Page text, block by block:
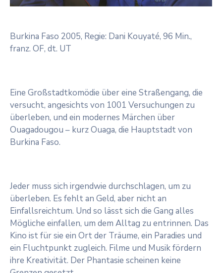
Burkina Faso 2005, Regie: Dani Kouyaté, 96 Min.,
franz. OF, dt. UT
Eine Großstadtkomödie über eine Straßengang, die
versucht, angesichts von 1001 Versuchungen zu
überleben, und ein modernes Märchen über
Ouagadougou – kurz Ouaga, die Hauptstadt von
Burkina Faso.
Jeder muss sich irgendwie durchschlagen, um zu
überleben. Es fehlt an Geld, aber nicht an
Einfallsreichtum. Und so lässt sich die Gang alles
Mögliche einfallen, um dem Alltag zu entrinnen. Das
Kino ist für sie ein Ort der Träume, ein Paradies und
ein Fluchtpunkt zugleich. Filme und Musik fördern
ihre Kreativität. Der Phantasie scheinen keine